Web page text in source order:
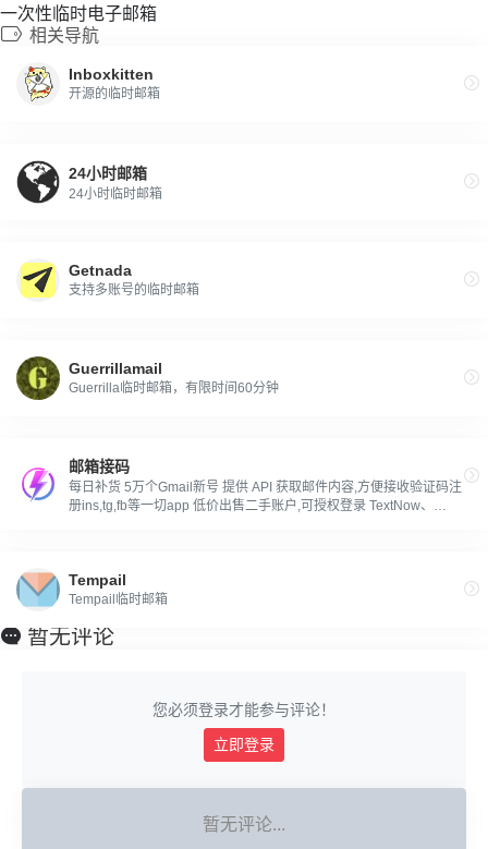
一次性临时电子邮箱
相关导航
Inboxkitten
开源的临时邮箱
24小时邮箱
24小时临时邮箱
Getnada
支持多账号的临时邮箱
Guerrillamail
Guerrilla临时邮箱，有限时间60分钟
邮箱接码
每日补货 5万个Gmail新号 提供 API 获取邮件内容,方便接收验证码注
册ins,tg,fb等一切app 低价出售二手账户,可授权登录 TextNow、
Tempail
Tempail临时邮箱
暂无评论
您必须登录才能参与评论！
立即登录
暂无评论...